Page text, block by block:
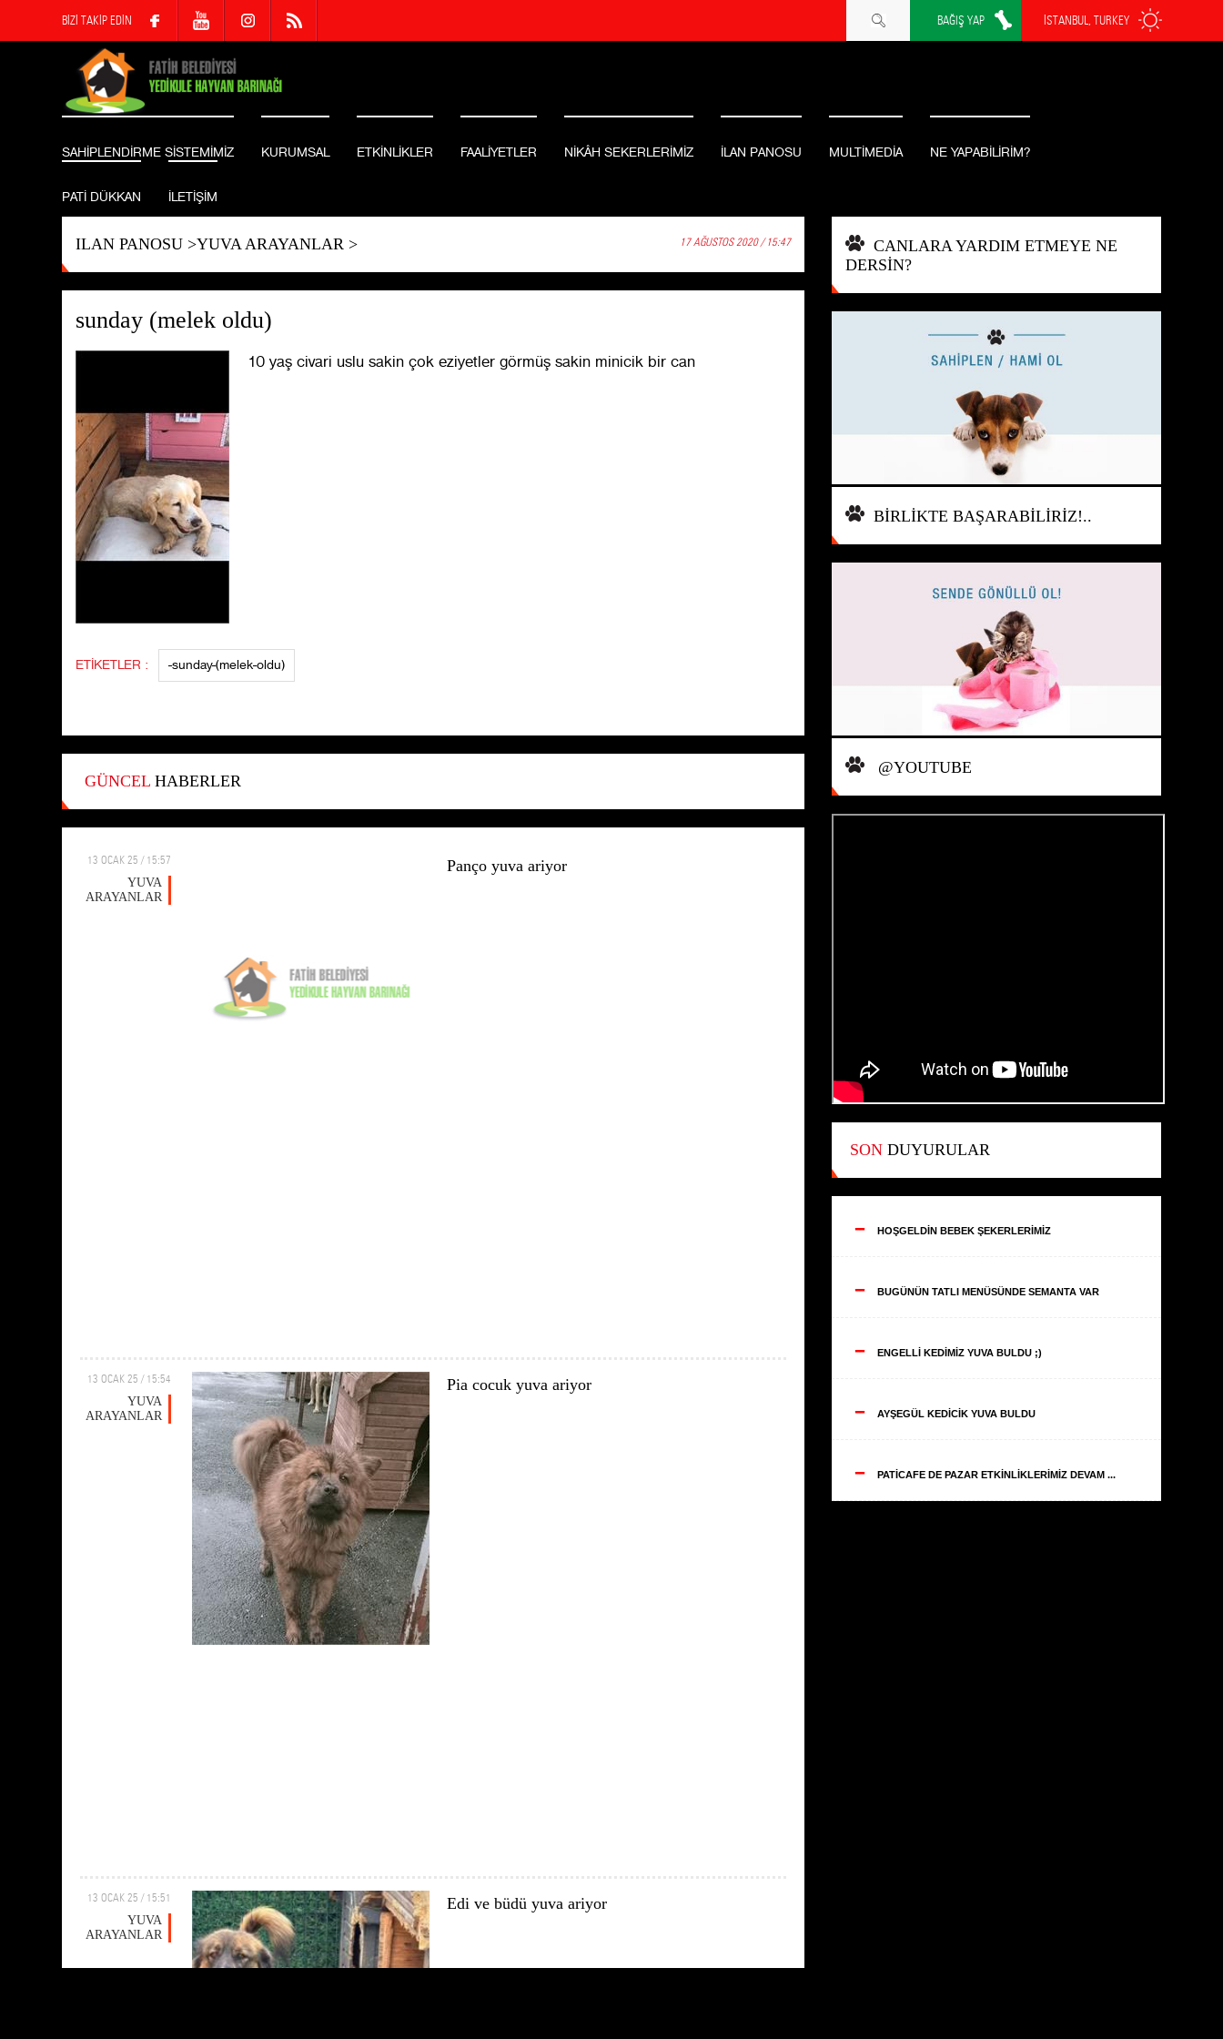
BİZİ TAKİP EDİN İSTANBUL, TURKEY
BAĞIŞ YAP
SAHİPLENDİRME SİSTEMİMİZ KURUMSAL ETKİNLİKLER FAALİYETLER NİKÂH SEKERLERİMİZ İLAN PANOSU MULTİMEDİA NE YAPABİLİRİM?
PATİ DÜKKAN İLETİŞİM
ILAN PANOSU>YUVA ARAYANLAR> 17 AĞUSTOS 2020 / 15:47
sunday (melek oldu)
10 yaş civari uslu sakin çok eziyetler görmüş sakin minicik bir can
ETİKETLER : -sunday-(melek-oldu)
GÜNCELHABERLER
13 OCAK 25 / 15:57
YUVA
ARAYANLAR
Panço yuva ariyor
13 OCAK 25 / 15:54
YUVA
ARAYANLAR
Pia cocuk yuva ariyor
13 OCAK 25 / 15:51
YUVA
ARAYANLAR
Edi ve büdü yuva ariyor
CANLARA YARDIM ETMEYE NE
DERSİN?
BİRLİKTE BAŞARABİLİRİZ!..
@YOUTUBE
SONDUYURULAR
-- HOŞGELDİN BEBEK ŞEKERLERİMİZ
-- BUGÜNÜN TATLI MENÜSÜNDE SEMANTA VAR
-- ENGELLİ KEDİMİZ YUVA BULDU ;)
-- AYŞEGÜL KEDİCİK YUVA BULDU
-- PATİCAFE DE PAZAR ETKİNLİKLERİMİZ DEVAM ...